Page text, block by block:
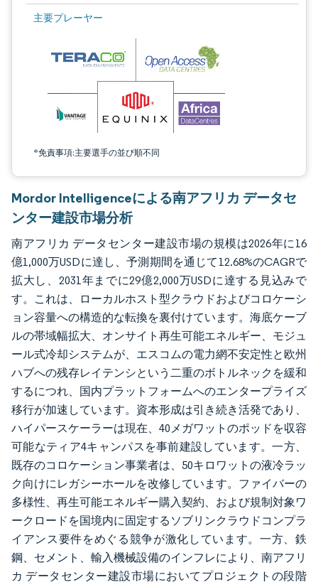
主要プレーヤー
*免責事項:主要選手の並び順不同
画像 © Mordor Intelligence。再利用にはCC BY 4.0の表示が必要です。
Mordor Intelligenceによる南アフリカ データセ
ンター建設市場分析
南アフリカ データセンター建設市場の規模は2026年に16
億1,000万USDに達し、予測期間を通じて12.68%のCAGRで
拡大し、2031年までに29億2,000万USDに達する見込みで
す。これは、ローカルホスト型クラウドおよびコロケーシ
ョン容量への構造的な転換を裏付けています。海底ケーブ
ルの帯域幅拡大、オンサイト再生可能エネルギー、モジュ
ール式冷却システムが、エスコムの電力網不安定性と欧州
ハブへの残存レイテンシという二重のボトルネックを緩和
するにつれ、国内プラットフォームへのエンタープライズ
移行が加速しています。資本形成は引き続き活発であり、
ハイパースケーラーは現在、40メガワットのポッドを収容
可能なティア4キャンパスを事前建設しています。一方、
既存のコロケーション事業者は、50キロワットの液冷ラッ
ク向けにレガシーホールを改修しています。ファイバーの
多様性、再生可能エネルギー購入契約、および規制対象ワ
ークロードを国境内に固定するソブリンクラウドコンプラ
イアンス要件をめぐる競争が激化しています。一方、鉄
鋼、セメント、輸入機械設備のインフレにより、南アフリ
カ データセンター建設市場においてプロジェクトの段階